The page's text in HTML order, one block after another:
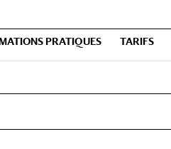
PRATIQUES TARIFS